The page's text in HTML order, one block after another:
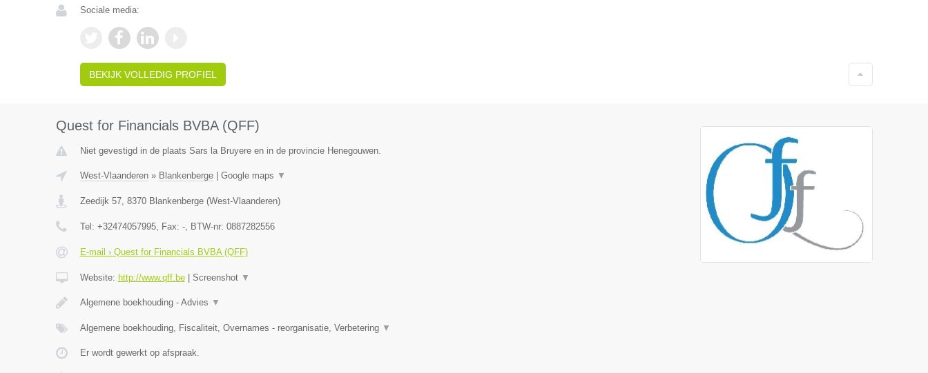
Sociale media:
BEKIJK VOLLEDIG PROFIEL
Quest for Financials BVBA (QFF)
Niet gevestigd in de plaats Sars la Bruyere en in de provincie Henegouwen.
West-Vlaanderen» Blankenberge| Google maps ▼
Zeedijk 57, 8370 Blankenberge(West-Vlaanderen)
Tel: +32474057995, Fax: -, BTW-nr: 0887282556
E-mail › Quest for Financials BVBA (QFF)
Website: http://www.qff.be| Screenshot ▼
Algemene boekhouding - Advies ▼
Algemene boekhouding, Fiscaliteit, Overnames - reorganisatie, Verbetering ▼
Er wordt gewerkt op afspraak.